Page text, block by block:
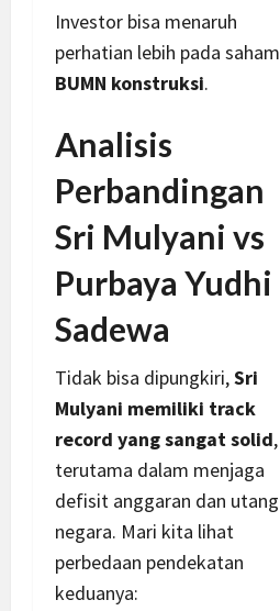
Investor bisa menaruh
perhatian lebih pada saham
BUMN konstruksi.
Analisis
Perbandingan
Sri Mulyani vs
Purbaya Yudhi
Sadewa
Tidak bisa dipungkiri,Sri
Mulyani memiliki track
record yang sangat solid,
terutama dalam menjaga
defisit anggaran dan utang
negara. Mari kita lihat
perbedaan pendekatan
keduanya: